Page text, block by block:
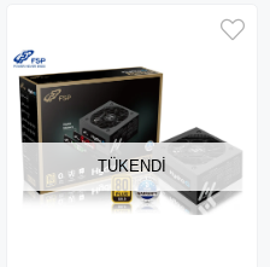
TÜKENDI